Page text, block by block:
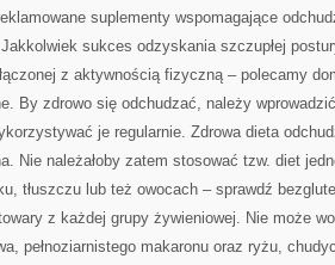
suplementy wspomagające
sukces odzyskania szczupłej
z aktywnością fizyczną – polecamy
By zdrowo się odchudzać, należy
je regularnie. Zdrowa dieta
Nie należałoby zatem stosować tzw. diet
tłuszczu lub też owocach – sprawdź
z każdej grupy żywieniowej. Nie może
pełnoziarnistego makaronu oraz ryżu,